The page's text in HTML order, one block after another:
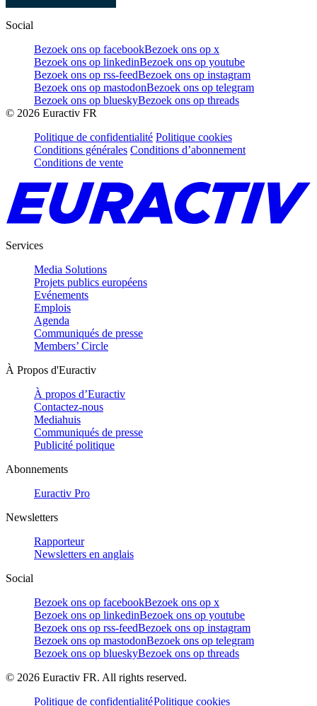
Social
Bezoek ons op facebookBezoek ons op x
Bezoek ons op linkedinBezoek ons op youtube
Bezoek ons op rss-feedBezoek ons op instagram
Bezoek ons op mastodonBezoek ons op telegram
Bezoek ons op blueskyBezoek ons op threads
© 2026 Euractiv FR
Politique de confidentialité Politique cookies
Conditions générales Conditions d’abonnement
Conditions de vente
Services
Media Solutions
Projets publics européens
Evénements
Emplois
Agenda
Communiqués de presse
Members’ Circle
À Propos d'Euractiv
À propos d’Euractiv
Contactez-nous
Mediahuis
Communiqués de presse
Publicité politique
Abonnements
Euractiv Pro
Newsletters
Rapporteur
Newsletters en anglais
Social
Bezoek ons op facebookBezoek ons op x
Bezoek ons op linkedinBezoek ons op youtube
Bezoek ons op rss-feedBezoek ons op instagram
Bezoek ons op mastodonBezoek ons op telegram
Bezoek ons op blueskyBezoek ons op threads
© 2026 Euractiv FR. All rights reserved.
Politique de confidentialitéPolitique cookies